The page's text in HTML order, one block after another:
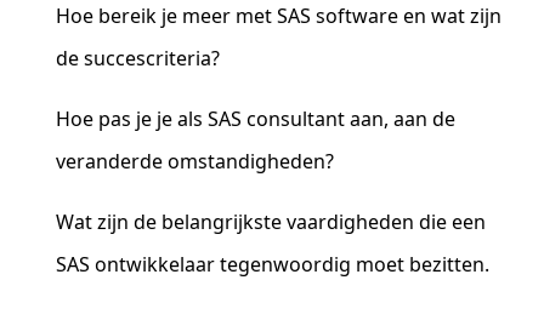
Hoe bereik je meer met SAS software en wat zijn
de succescriteria?
Hoe pas je je als SAS consultant aan, aan de
veranderde omstandigheden?
Wat zijn de belangrijkste vaardigheden die een
SAS ontwikkelaar tegenwoordig moet bezitten.